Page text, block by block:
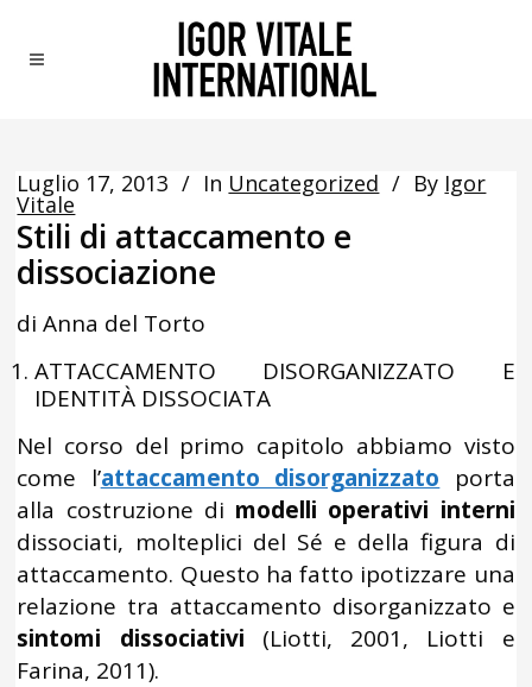
Luglio 17, 2013 In Uncategorized By Igor
Vitale
Stili di attaccamento e
dissociazione
di Anna del Torto
ATTACCAMENTO DISORGANIZZATO E
IDENTITÀ DISSOCIATA
Nel corso del primo capitolo abbiamo visto
come l’attaccamento disorganizzato porta
alla costruzione di modelli operativi interni
dissociati, molteplici del Sé e della figura di
attaccamento. Questo ha fatto ipotizzare una
relazione tra attaccamento disorganizzato e
sintomi dissociativi (Liotti, 2001, Liotti e
Farina, 2011).